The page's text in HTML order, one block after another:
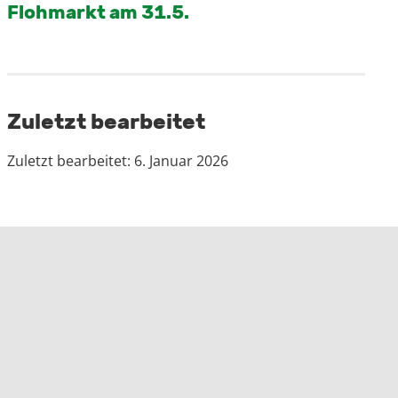
Flohmarkt am 31.5.
Zuletzt bearbeitet
Zuletzt bearbeitet: 6. Januar 2026